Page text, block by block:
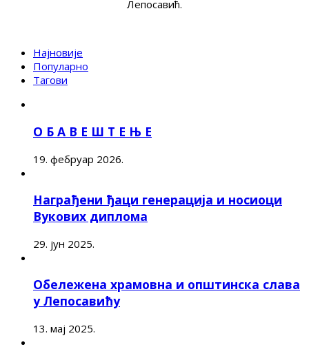
Лепосавић.
Најновије
Популарно
Тагови
О Б А В Е Ш Т Е Њ Е
19. фебруар 2026.
Награђени ђаци генерација и носиоци
Вукових диплома
29. јун 2025.
Обележена храмовна и општинска слава
у Лепосавићу
13. мај 2025.